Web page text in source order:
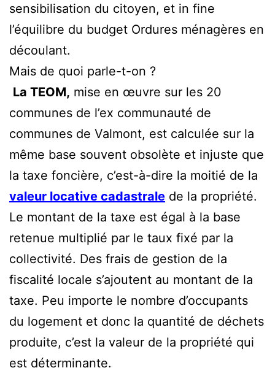
sensibilisation du citoyen, et in fine
l’équilibre du budget Ordures ménagères en
découlant.
Mais de quoi parle-t-on ?
La TEOM, mise en œuvre sur les 20
communes de l’ex communauté de
communes de Valmont, est calculée sur la
même base souvent obsolète et injuste que
la taxe foncière, c’est-à-dire la moitié de la
valeur locative cadastrale de la propriété.
Le montant de la taxe est égal à la base
retenue multiplié par le taux fixé par la
collectivité. Des frais de gestion de la
fiscalité locale s’ajoutent au montant de la
taxe. Peu importe le nombre d’occupants
du logement et donc la quantité de déchets
produite, c’est la valeur de la propriété qui
est déterminante.